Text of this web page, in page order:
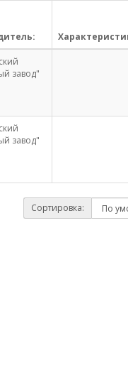
завод"
завод"
Сортировка: